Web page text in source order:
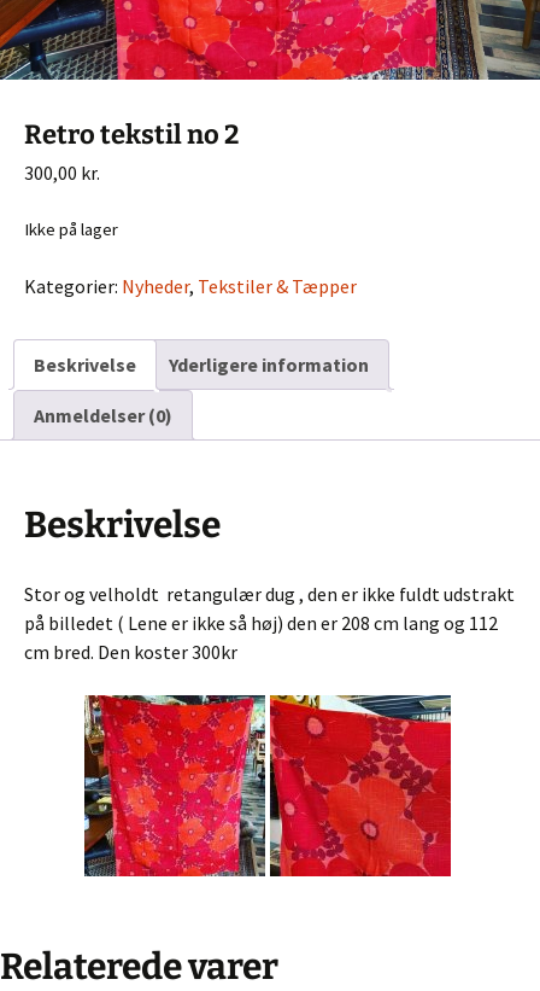
Retro tekstil no 2
300,00 kr.
Ikke på lager
Kategorier: Nyheder, Tekstiler & Tæpper
Beskrivelse Yderligere information
Anmeldelser (0)
Beskrivelse
Stor og velholdt retangulær dug , den er ikke fuldt udstrakt
på billedet ( Lene er ikke så høj) den er 208 cm lang og 112
cm bred. Den koster 300kr
Relaterede varer